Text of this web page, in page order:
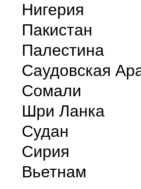
Нигерия
Пакистан
Палестина
Саудовская
Сомали
Шри Ланка
Судан
Сирия
Вьетнам